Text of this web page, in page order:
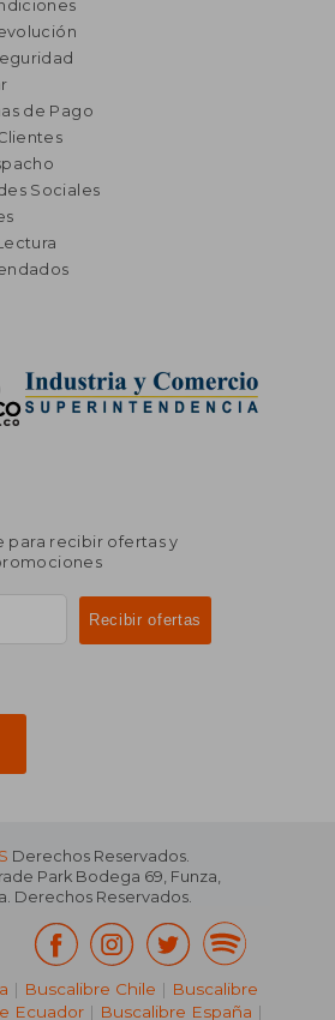
de Pago
Sociales
para recibir ofertas y
Derechos Reservados.
Park Bodega 69, Funza,
. Derechos Reservados.
| Buscalibre Chile | Buscalibre
Ecuador | Buscalibre España |